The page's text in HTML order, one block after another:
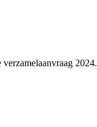
2024.